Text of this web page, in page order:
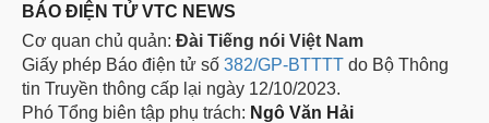
BÁO ĐIỆN TỬ VTC NEWS
Cơ quan chủ quản: Đài Tiếng nói Việt Nam
Giấy phép Báo điện tử số 382/GP-BTTTT do Bộ Thông
tin Truyền thông cấp lại ngày 12/10/2023.
Phó Tổng biên tập phụ trách: Ngô Văn Hải